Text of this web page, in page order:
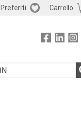
Preferiti Carrello